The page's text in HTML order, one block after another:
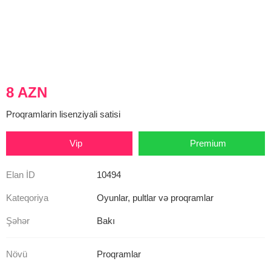
8 AZN
Proqramlarin lisenziyali satisi
Vip Premium
Elan İD 10494
Kateqoriya Oyunlar, pultlar və proqramlar
Şəhər Bakı
Növü Proqramlar